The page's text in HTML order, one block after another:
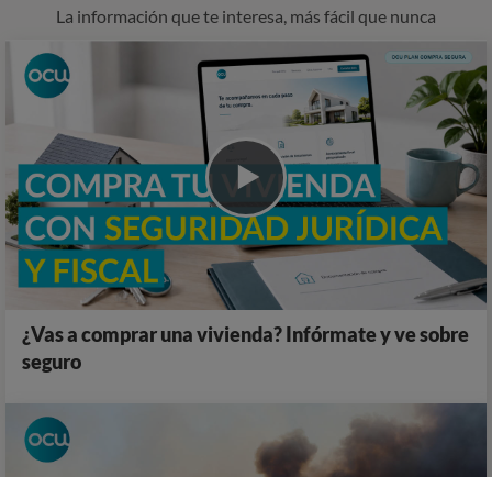
La información que te interesa, más fácil que nunca
¿Vas a comprar una vivienda? Infórmate y ve sobre
seguro